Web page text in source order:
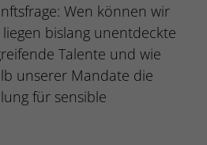
Wen können wir
bislang unentdeckte
Talente und wie
unserer Mandate die
für sensible